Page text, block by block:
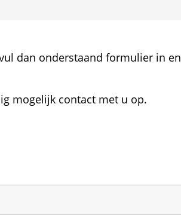
dan onderstaand formulier in en
mogelijk contact met u op.